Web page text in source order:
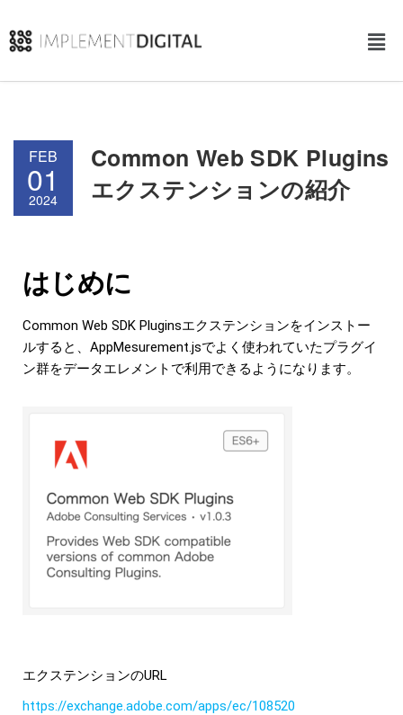
FEB
01
2024
Common Web SDK Plugins
エクステンションの紹介
はじめに
Common Web SDK Pluginsエクステンションをインストー
ルすると、AppMesurement.jsでよく使われていたプラグイ
ン群をデータエレメントで利用できるようになります。
エクステンションのURL
https://exchange.adobe.com/apps/ec/108520